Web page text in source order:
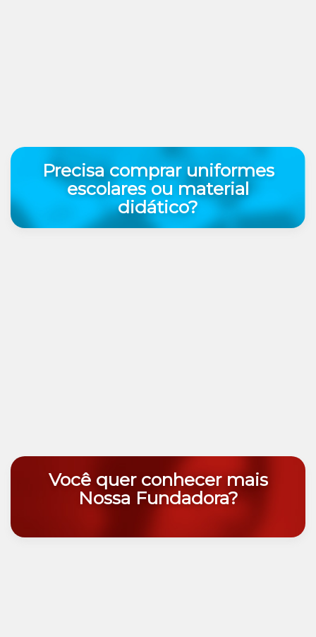
Precisa comprar uniformes
escolares ou material
didático?
Você quer conhecer mais
Nossa Fundadora?